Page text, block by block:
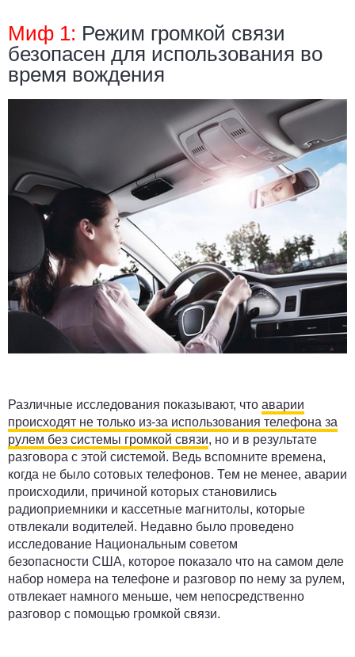
Миф 1: Режим громкой связи
безопасен для использования во
время вождения
Различные исследования показывают, что аварии
происходят не только из-за использования телефона за
рулем без системы громкой связи, но и в результате
разговора с этой системой. Ведь вспомните времена,
когда не было сотовых телефонов. Тем не менее, аварии
происходили, причиной которых становились
радиоприемники и кассетные магнитолы, которые
отвлекали водителей. Недавно было проведено
исследование Национальным советом
безопасности США, которое показало что на самом деле
набор номера на телефоне и разговор по нему за рулем,
отвлекает намного меньше, чем непосредственно
разговор с помощью громкой связи.